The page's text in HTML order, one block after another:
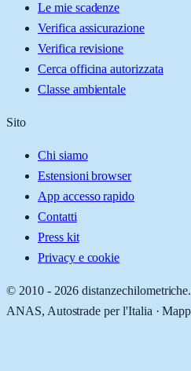
Le mie scadenze
Verifica assicurazione
Verifica revisione
Cerca officina autorizzata
Classe ambientale
Sito
Chi siamo
Estensioni browser
App accesso rapido
Contatti
Press kit
Privacy e cookie
© 2010 - 2026
ANAS, Autostrade per l'Italia ·